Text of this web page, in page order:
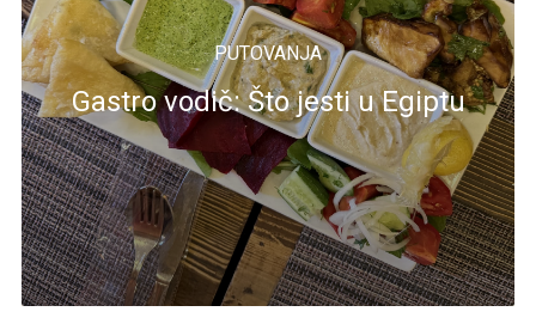
PUTOVANJA
Gastro vodič: Što jesti u Egiptu